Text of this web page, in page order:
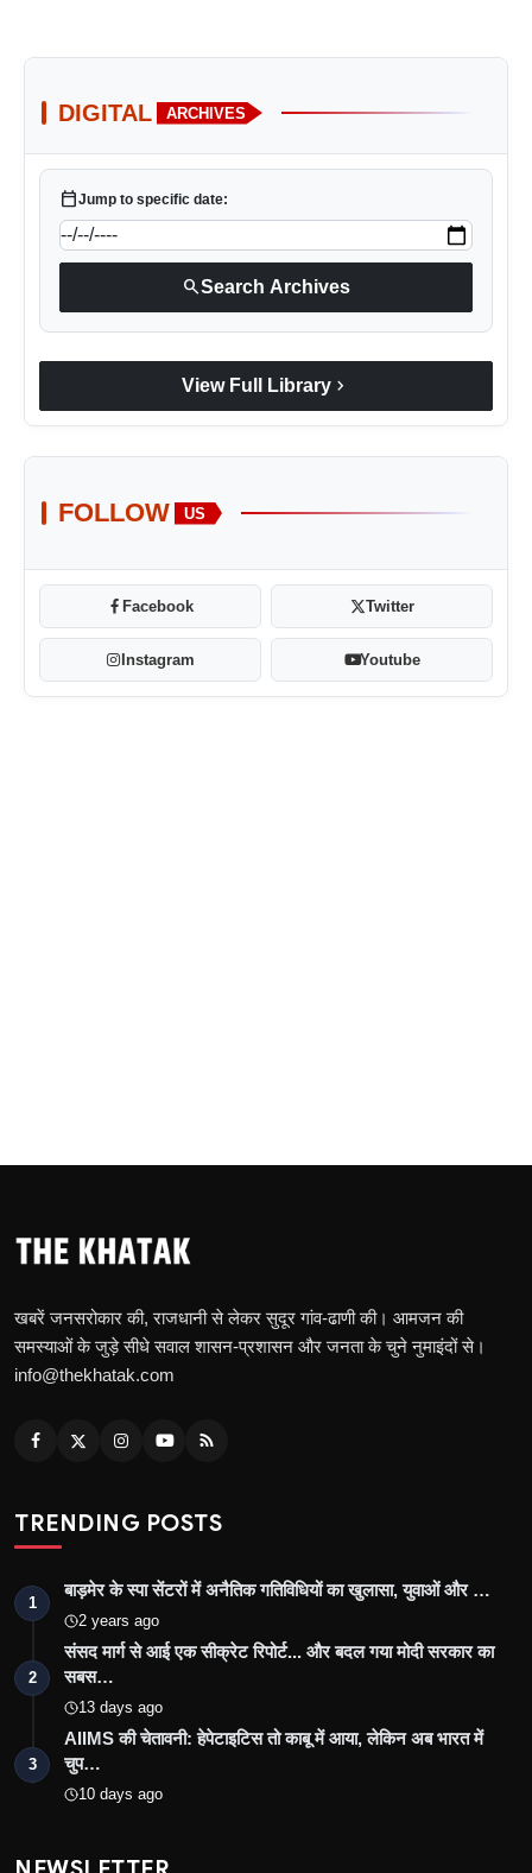
DIGITAL ARCHIVES
calendar_todayJump to specific date:
searchSearch Archives
View Full Library chevron_right
FOLLOW US
Facebook Twitter
Instagram Youtube
खबरें जनसरोकार की, राजधानी से लेकर सुदूर गांव-ढाणी की। आमजन की
समस्याओं के जुड़े सीधे सवाल शासन-प्रशासन और जनता के चुने नुमाइंदों से।
info@thekhatak.com
TRENDING POSTS
1
बाड़मेर के स्पा सेंटरों में अनैतिक गतिविधियों का खुलासा, युवाओं और …
2 years ago
2
संसद मार्ग से आई एक सीक्रेट रिपोर्ट... और बदल गया मोदी सरकार का
सबस…
13 days ago
3
AIIMS की चेतावनी: हेपेटाइटिस तो काबू में आया, लेकिन अब भारत में
चुप…
10 days ago